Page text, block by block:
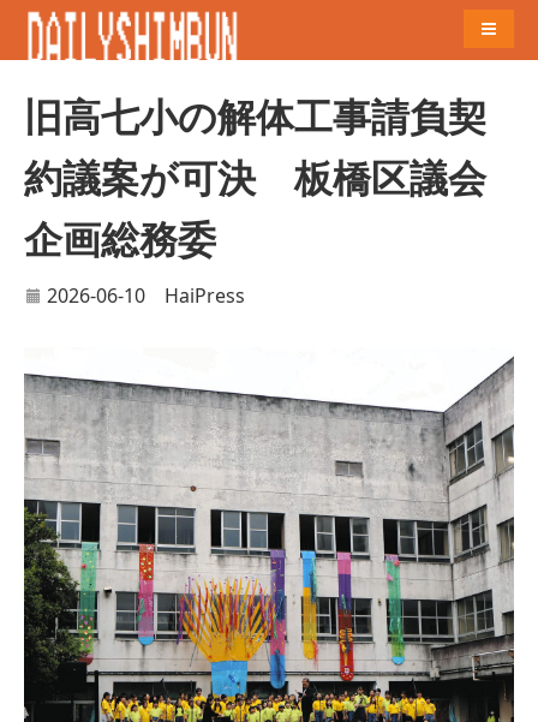
旧高七小の解体工事請負契
約議案が可決 板橋区議会
企画総務委
2026-06-10 HaiPress